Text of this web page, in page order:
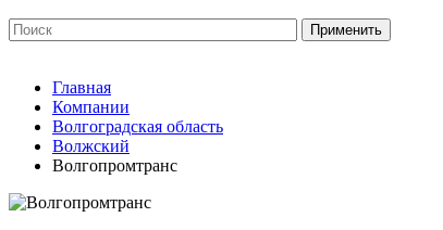
Главная
Компании
Волгоградская область
Волжский
Волгопромтранс